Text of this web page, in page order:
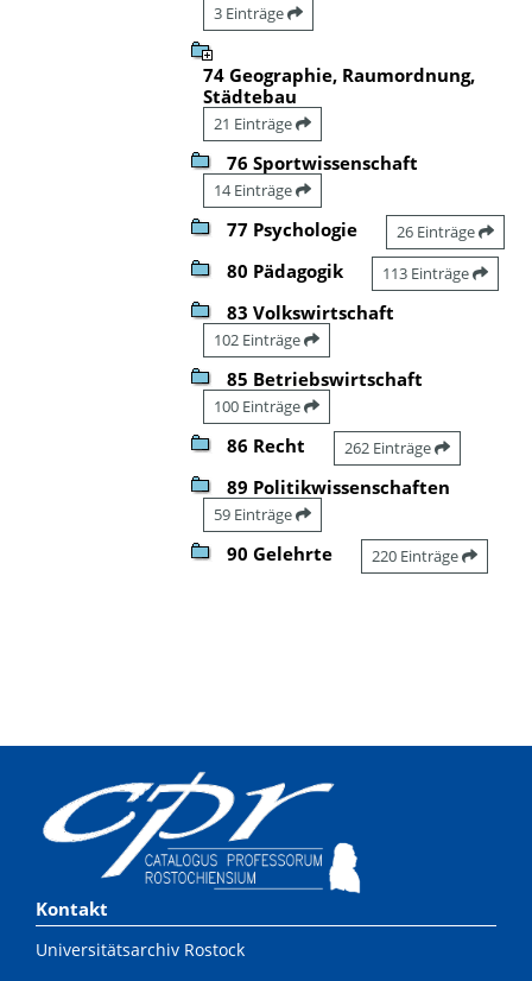
3 Einträge
74 Geographie, Raumordnung,
Städtebau
21 Einträge
76 Sportwissenschaft
14 Einträge
77 Psychologie 26 Einträge
80 Pädagogik 113 Einträge
83 Volkswirtschaft
102 Einträge
85 Betriebswirtschaft
100 Einträge
86 Recht 262 Einträge
89 Politikwissenschaften
59 Einträge
90 Gelehrte 220 Einträge
Kontakt
Universitätsarchiv Rostock